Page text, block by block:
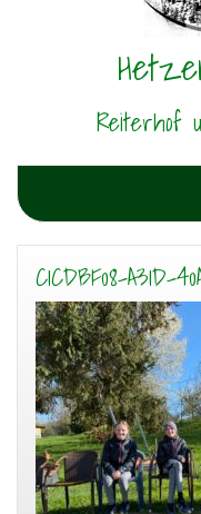
Reiterhof
C1CDBF08-A31D-